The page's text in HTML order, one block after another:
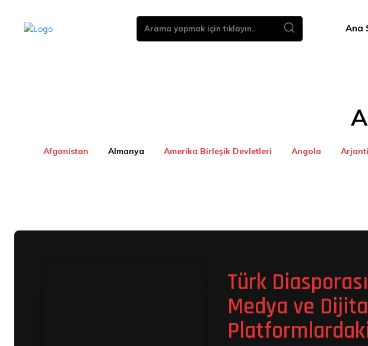
Arama yapmak için tıklayın.. Ana
Afganistan Almanya Amerika Birleşik Devletleri Angola
Türk
Medya ve